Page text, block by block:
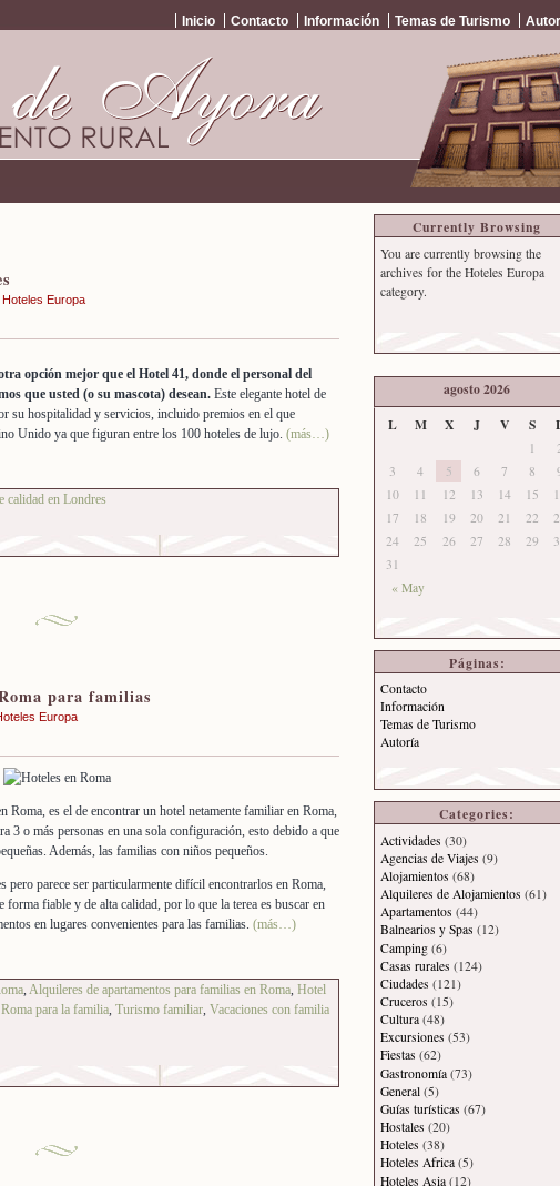
Inicio Contacto Información Temas de Turismo
Hoteles Europa
opción mejor que el Hotel 41, donde el personal del
que usted (o su mascota) desean. Este elegante hotel de
su hospitalidad y servicios, incluido premios en el que
Unido ya que figuran entre los 100 hoteles de lujo. (más…)
calidad en Londres
para familias
Europa
Roma, es el de encontrar un hotel netamente familiar en Roma,
3 o más personas en una sola configuración, esto debido a que
Además, las familias con niños pequeños.
pero parece ser particularmente difícil encontrarlos en Roma,
forma fiable y de alta calidad, por lo que la terea es buscar en
en lugares convenientes para las familias. (más…)
, Alquileres de apartamentos para familias en Roma, Hotel
para la familia, Turismo familiar, Vacaciones con familia
Currently Browsing
You are currently browsing the
archives for the Hoteles Europa
category.
agosto 2026
L
M X J V S
« May
1
3
4 5 6 7 8
10
11 12 13 14 15
17
18 19 20 21 22
24
25 26 27 28 29
31
Páginas:
Contacto
Información
Temas de Turismo
Autoría
Categories:
Actividades (30)
Agencias de Viajes (9)
Alojamientos (68)
Alquileres de Alojamientos (61)
Apartamentos (44)
Balnearios y Spas (12)
Camping (6)
Casas rurales (124)
Ciudades (121)
Cruceros (15)
Cultura (48)
Excursiones (53)
Fiestas (62)
Gastronomía (73)
General (5)
Guías turísticas (67)
Hostales (20)
Hoteles (38)
Hoteles Africa (5)
Hoteles Asia (12)